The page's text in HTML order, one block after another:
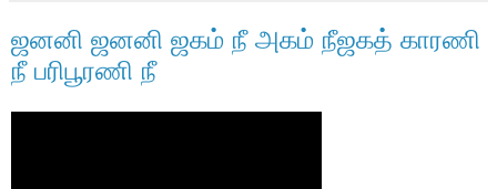
ஜனனி ஜனனி ஜகம் நீ அகம் நீஜகத் காரணி
நீ பரிபூரணி நீ